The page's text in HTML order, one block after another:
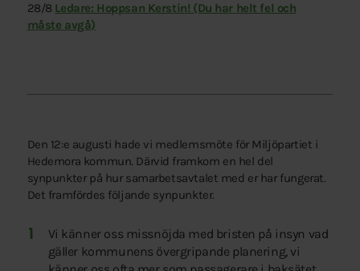
28/8 Ledare: Hoppsan Kerstin! (Du har helt fel och
måste avgå)
Den 12:e augusti hade vi medlemsmöte för Miljöpartiet i
Hedemora kommun. Därvid framkom en hel del
synpunkter på hur samarbetsavtalet med er har fungerat.
Det framfördes följande synpunkter.
Vi känner oss missnöjda med bristen på insyn vad
gäller kommunens övergripande planering, vi